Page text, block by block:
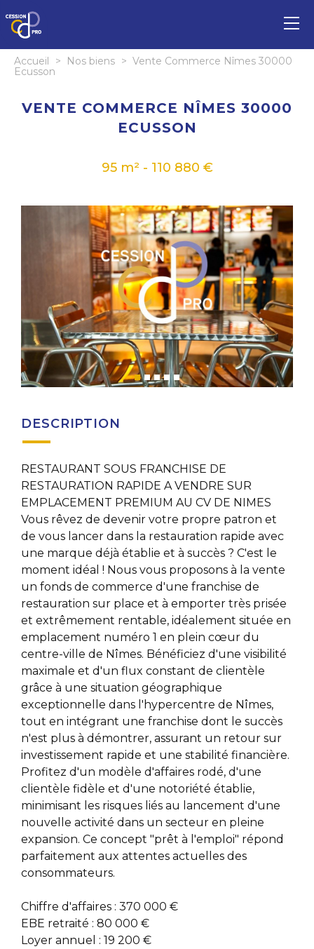
Accueil > Nos biens > Vente Commerce Nîmes 30000
Ecusson
VENTE COMMERCE NÎMES 30000
ECUSSON
95 m² - 110 880 €
DESCRIPTION
RESTAURANT SOUS FRANCHISE DE
RESTAURATION RAPIDE A VENDRE SUR
EMPLACEMENT PREMIUM AU CV DE NIMES
Vous rêvez de devenir votre propre patron et
de vous lancer dans la restauration rapide avec
une marque déjà établie et à succès ? C'est le
moment idéal ! Nous vous proposons à la vente
un fonds de commerce d'une franchise de
restauration sur place et à emporter très prisée
et extrêmement rentable, idéalement située en
emplacement numéro 1 en plein cœur du
centre-ville de Nîmes. Bénéficiez d'une visibilité
maximale et d'un flux constant de clientèle
grâce à une situation géographique
exceptionnelle dans l'hypercentre de Nîmes,
tout en intégrant une franchise dont le succès
n'est plus à démontrer, assurant un retour sur
investissement rapide et une stabilité financière.
Profitez d'un modèle d'affaires rodé, d'une
clientèle fidèle et d'une notoriété établie,
minimisant les risques liés au lancement d'une
nouvelle activité dans un secteur en pleine
expansion. Ce concept "prêt à l'emploi" répond
parfaitement aux attentes actuelles des
consommateurs.
Chiffre d'affaires : 370 000 €
EBE retraité : 80 000 €
Loyer annuel : 19 200 €